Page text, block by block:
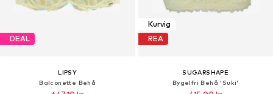
DEAL
LIPSY
Balconette Behå
Kurvig
REA
SUGARSHAPE
Bygelfri Behå 'Suki'